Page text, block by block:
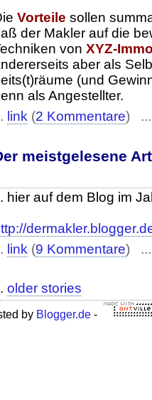
Vorteile sollen
der Makler auf die
von XYZ-
aber als
(und
als Angestellter.
link (2 Kommentare)
meistgelesene
hier auf dem Blog im
link (9 Kommentare)
older stories
by Blogger.de-